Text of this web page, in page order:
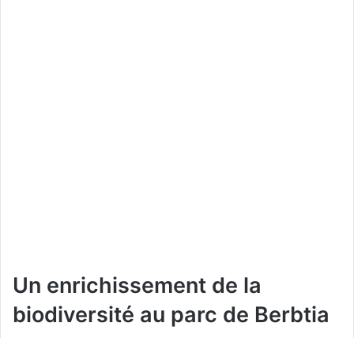
Un enrichissement de la
biodiversité au parc de Berbtia